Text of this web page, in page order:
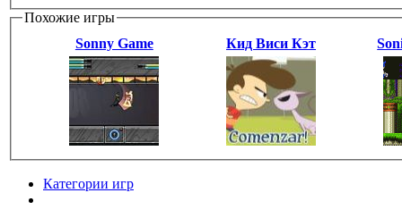
Похожие игры
Sonny Game
Кид Виси Кэт
Категории игр